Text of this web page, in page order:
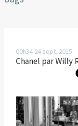
00h34 24 sept. 2015
Chanel par Willy